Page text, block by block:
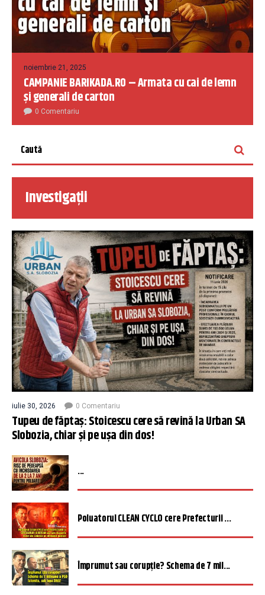
noiembrie 21, 2025
CAMPANIE BARIKADA.RO – Armata cu cai de lemn
și generali de carton
0 Comentariu
Investigații
iulie 30, 2026 0 Comentariu
Tupeu de făptaș: Stoicescu cere să revină la Urban SA
Slobozia, chiar și pe ușa din dos!
...
Poluatorul CLEAN CYCLO cere Prefecturii ...
Împrumut sau corupție? Schema de 7 mil...